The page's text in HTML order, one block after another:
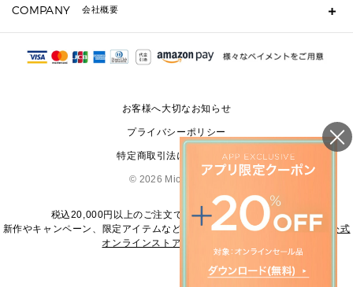
▶ シューズ・靴
サンダル
スニーカー
注文後に完了メールが受信できないのですが？
サイズ交換はできますか？
COMPANY 会社概要
会社概要
お客様へ大切なお知らせ
プライバシーポリシー
特定商取引法に基づく表記
© 2026 Michael Kors
税込20,000円以上のご注文で送料無料にてお届けします
新作やキャンペーン、限定アイテムなどの最新情報は、マイケル・コース公式
オンラインストア